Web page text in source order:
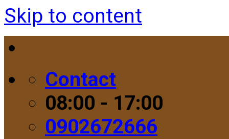
Skip to content
Contact
08:00 - 17:00
0902672666